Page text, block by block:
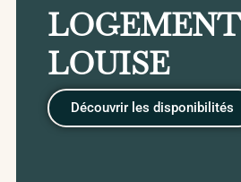
LOGEMENT
LOUISE
Découvrir les disponibilités